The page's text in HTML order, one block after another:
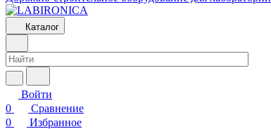
Каталог
Войти
0
Сравнение
0
Избранное